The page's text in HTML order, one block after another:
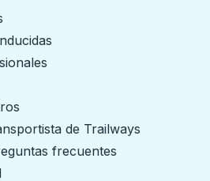
de Trailways
frecuentes